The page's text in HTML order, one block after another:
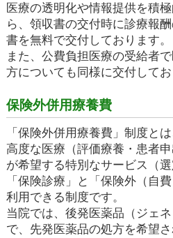
医療の透明化や情報提供を積
ら、領収書の交付時に診療報
書を無料で交付しております。
また、公費負担医療の受給者
方についても同様に交付してお
保険外併用療養費
「保険外併用療養費」制度と
高度な医療（評価療養・患者
が希望する特別なサービス（
「保険診療」と「保険外（自
利用できる制度です。
当院では、後発医薬品（ジェ
で、先発医薬品の処方を希望